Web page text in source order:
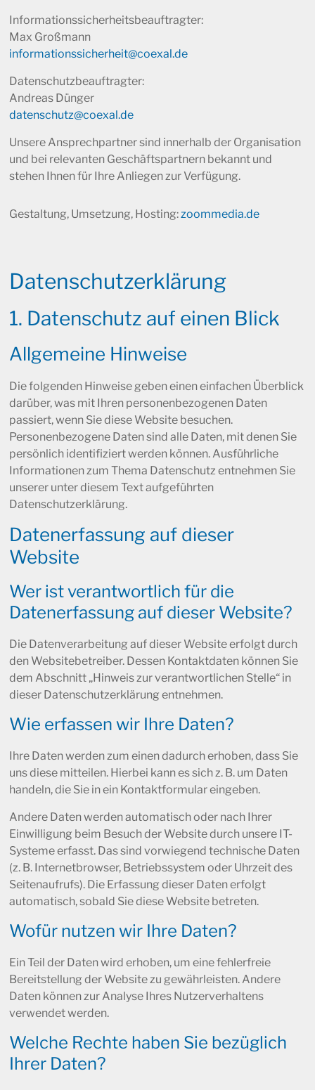
Informationssicherheitsbeauftragter:
Max Großmann
informationssicherheit@coexal.de
Datenschutzbeauftragter:
Andreas Dünger
datenschutz@coexal.de
Unsere Ansprechpartner sind innerhalb der Organisation
und bei relevanten Geschäftspartnern bekannt und
stehen Ihnen für Ihre Anliegen zur Verfügung.
Gestaltung, Umsetzung, Hosting:zoommedia.de
Datenschutz­erklärung
1. Datenschutz auf einen Blick
Allgemeine Hinweise
Die folgenden Hinweise geben einen einfachen Überblick
darüber, was mit Ihren personenbezogenen Daten
passiert, wenn Sie diese Website besuchen.
Personenbezogene Daten sind alle Daten, mit denen Sie
persönlich identifiziert werden können. Ausführliche
Informationen zum Thema Datenschutz entnehmen Sie
unserer unter diesem Text aufgeführten
Datenschutzerklärung.
Datenerfassung auf dieser
Website
Wer ist verantwortlich für die
Datenerfassung auf dieser Website?
Die Datenverarbeitung auf dieser Website erfolgt durch
den Websitebetreiber. Dessen Kontaktdaten können Sie
dem Abschnitt „Hinweis zur verantwortlichen Stelle“ in
dieser Datenschutzerklärung entnehmen.
Wie erfassen wir Ihre Daten?
Ihre Daten werden zum einen dadurch erhoben, dass Sie
uns diese mitteilen. Hierbei kann es sich z. B. um Daten
handeln, die Sie in ein Kontaktformular eingeben.
Andere Daten werden automatisch oder nach Ihrer
Einwilligung beim Besuch der Website durch unsere IT-
Systeme erfasst. Das sind vorwiegend technische Daten
(z. B. Internetbrowser, Betriebssystem oder Uhrzeit des
Seitenaufrufs). Die Erfassung dieser Daten erfolgt
automatisch, sobald Sie diese Website betreten.
Wofür nutzen wir Ihre Daten?
Ein Teil der Daten wird erhoben, um eine fehlerfreie
Bereitstellung der Website zu gewährleisten. Andere
Daten können zur Analyse Ihres Nutzerverhaltens
verwendet werden.
Welche Rechte haben Sie bezüglich
Ihrer Daten?